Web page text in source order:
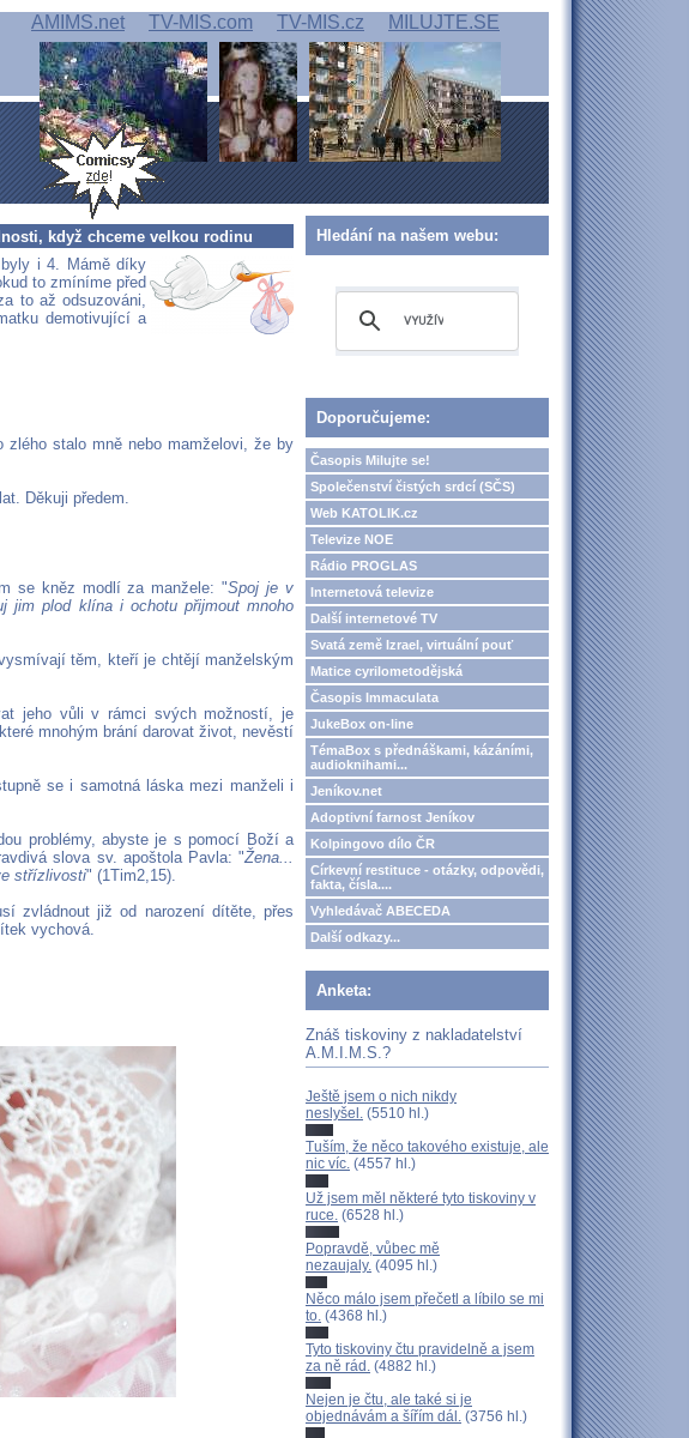
AMIMS.net TV-MIS.com TV-MIS.cz MILUJTE.SE
když chceme velkou rodinu
i 4. Mámě díky
to zmíníme před
to až odsuzováni,
demotivující a
stalo mně nebo mamželovi, že by
Děkuji předem.
se kněz modlí za manžele: "Spoj je v
jim plod klína i ochotu přijmout mnoho
těm, kteří je chtějí manželským
jeho vůli v rámci svých možností, je
mnohým brání darovat život, nevěstí
se i samotná láska mezi manželi i
problémy, abyste je s pomocí Boží a
slova sv. apoštola Pavla: "Žena...
střízlivosti" (1Tim2,15).
zvládnout již od narození dítěte, přes
vychová.
Hledání na našem webu:
Doporučujeme:
Časopis Milujte se!
Společenství čistých srdcí (SČS)
Web KATOLIK.cz
Televize NOE
Rádio PROGLAS
Internetová televize
Další internetové TV
Svatá země Izrael, virtuální pouť
Matice cyrilometodějská
Časopis Immaculata
JukeBox on-line
TémaBox s přednáškami, kázáními,
audioknihami...
Jeníkov.net
Adoptivní farnost Jeníkov
Kolpingovo dílo ČR
Církevní restituce - otázky, odpovědi,
fakta, čísla....
Vyhledávač ABECEDA
Další odkazy...
Anketa:
Znáš tiskoviny z nakladatelství
A.M.I.M.S.?
Ještě jsem o nich nikdy
neslyšel. (5510 hl.)
Tuším, že něco takového existuje, ale
nic víc. (4557 hl.)
Už jsem měl některé tyto tiskoviny v
ruce. (6528 hl.)
Popravdě, vůbec mě
nezaujaly. (4095 hl.)
Něco málo jsem přečetl a líbilo se mi
to. (4368 hl.)
Tyto tiskoviny čtu pravidelně a jsem
za ně rád. (4882 hl.)
Nejen je čtu, ale také si je
objednávám a šířím dál. (3756 hl.)